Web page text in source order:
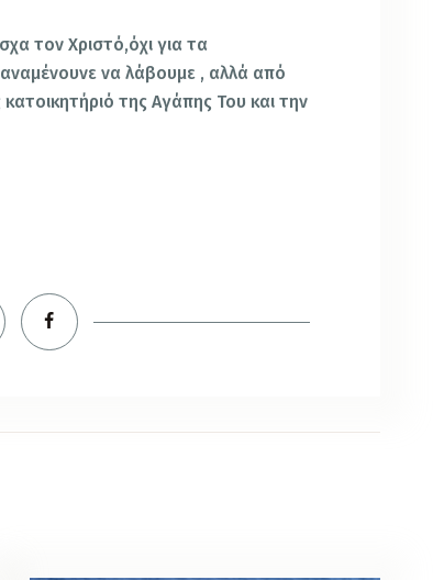
τον Χριστό,όχι για τα
να λάβουμε , αλλά από
της Αγάπης Του και την